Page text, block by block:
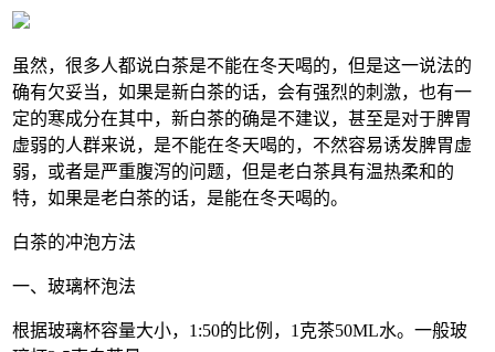
虽然，很多人都说白茶是不能在冬天喝的，但是这一说法的
确有欠妥当，如果是新白茶的话，会有强烈的刺激，也有一
定的寒成分在其中，新白茶的确是不建议，甚至是对于脾胃
虚弱的人群来说，是不能在冬天喝的，不然容易诱发脾胃虚
弱，或者是严重腹泻的问题，但是老白茶具有温热柔和的
特，如果是老白茶的话，是能在冬天喝的。
白茶的冲泡方法
一、玻璃杯泡法
根据玻璃杯容量大小，1:50的比例，1克茶50ML水。一般玻